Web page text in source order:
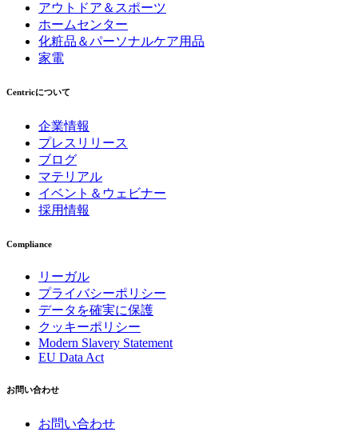
アウトドア＆スポーツ
ホームセンター
化粧品＆パーソナルケア用品
家電
Centricについて
企業情報
プレスリリース
ブログ
マテリアル
イベント＆ウェビナー
採用情報
Compliance
リーガル
プライバシーポリシー
データを確実に保護
クッキーポリシー
Modern Slavery Statement
EU Data Act
お問い合わせ
お問い合わせ